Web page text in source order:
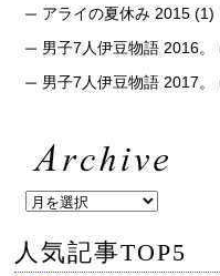
アライの夏休み 2015 (1)
男子7人伊豆物語 2016。
男子7人伊豆物語 2017。
人気記事TOP5